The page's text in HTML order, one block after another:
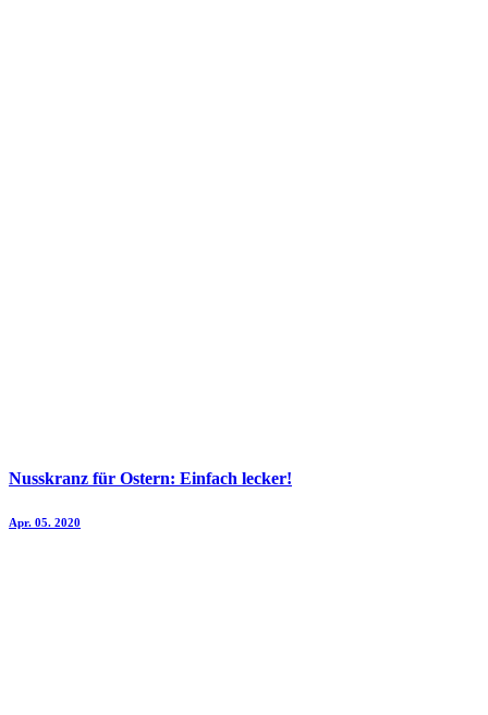
Nusskranz für Ostern: Einfach lecker!
Apr. 05. 2020